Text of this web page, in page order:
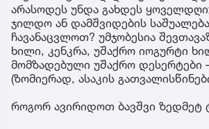
არასოდეს უნდა გახდეს
ჯილდო ან დამშვიდების
ჩავანაცვლოთ? უმჯობესია
ხილი, კენკრა, უშაქრო იოგურტი
მომზადებული უშაქრო დესერტები
(ზომიერად, ასაკის
როგორ ავირიდოთ ბავშვი ზედმეტ